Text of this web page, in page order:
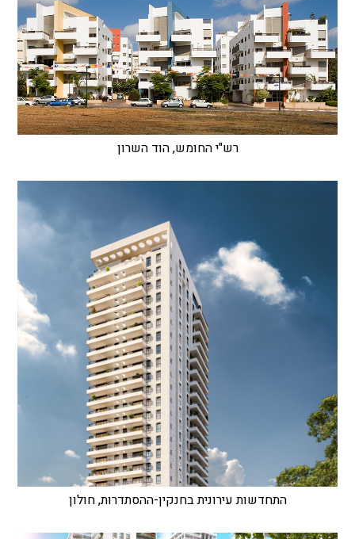
רש"י החומש, הוד השרון
התחדשות עירונית בחנקין-ההסתדרות, חולון